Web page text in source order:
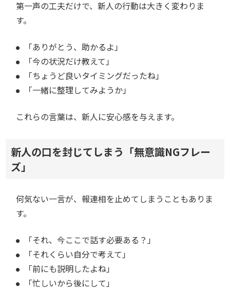
第一声の工夫だけで、新人の行動は大きく変わりま
す。
「ありがとう、助かるよ」
「今の状況だけ教えて」
「ちょうど良いタイミングだったね」
「一緒に整理してみようか」
これらの言葉は、新人に安心感を与えます。
新人の口を封じてしまう「無意識NGフレー
ズ」
何気ない一言が、報連相を止めてしまうこともありま
す。
「それ、今ここで話す必要ある？」
「それくらい自分で考えて」
「前にも説明したよね」
「忙しいから後にして」